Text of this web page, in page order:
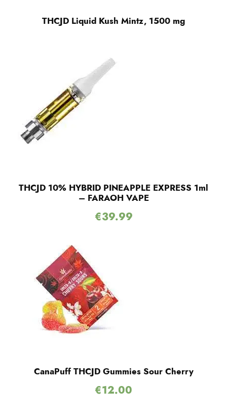
THCJD Liquid Kush Mintz, 1500 mg
THCJD 10% HYBRID PINEAPPLE EXPRESS 1ml
– FARAOH VAPE
€39.99
CanaPuff THCJD Gummies Sour Cherry
€12.00